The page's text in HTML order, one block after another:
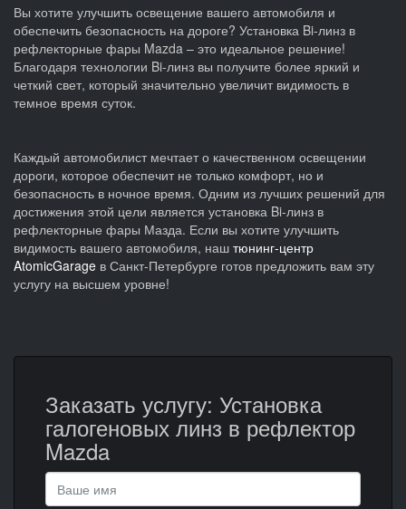
Вы хотите улучшить освещение вашего автомобиля и
обеспечить безопасность на дороге? Установка Bi-линз в
рефлекторные фары Mazda – это идеальное решение!
Благодаря технологии Bi-линз вы получите более яркий и
четкий свет, который значительно увеличит видимость в
темное время суток.
Каждый автомобилист мечтает о качественном освещении
дороги, которое обеспечит не только комфорт, но и
безопасность в ночное время. Одним из лучших решений для
достижения этой цели является установка Bi-линз в
рефлекторные фары Мазда. Если вы хотите улучшить
видимость вашего автомобиля, наш тюнинг-центр
AtomicGarage в Санкт-Петербурге готов предложить вам эту
услугу на высшем уровне!
Заказать услугу: Установка
галогеновых линз в рефлектор
Mazda